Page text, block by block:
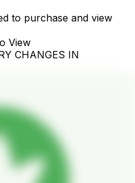
to purchase and view
View
CHANGES IN